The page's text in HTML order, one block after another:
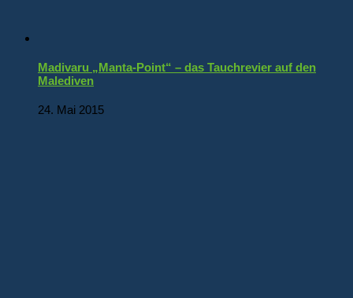
Madivaru „Manta-Point“ – das Tauchrevier auf den
Malediven
24. Mai 2015